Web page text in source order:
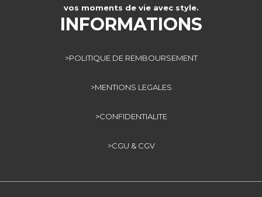
vos moments de vie avec style.
INFORMATIONS
>POLITIQUE DE REMBOURSEMENT
>MENTIONS LEGALES
>CONFIDENTIALITE
>CGU & CGV